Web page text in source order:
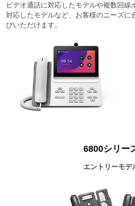
ビデオ通話に対応したモデルや複数回線
対応したモデルなど、お客様のニーズに
びいただけます。
6800シリー
エントリーモデ